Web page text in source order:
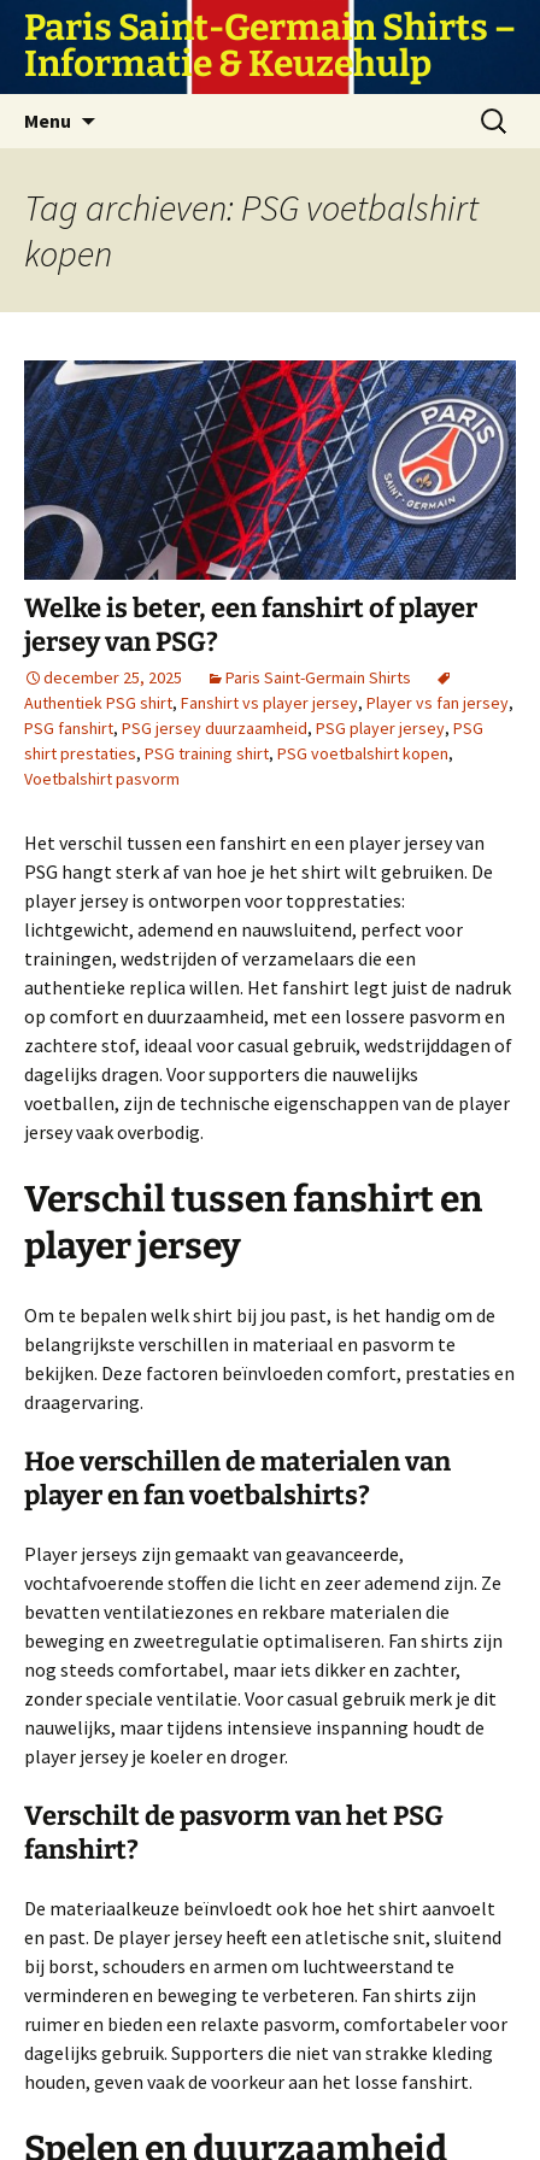
naar
inhoud
Paris Saint-Germain Shirts –
Informatie & Keuzehulp
Menu
Zoeken
naar:
Tag archieven: PSG voetbalshirt
kopen
Welke is beter, een fanshirt of player
jersey van PSG?
december 25, 2025
Paris Saint-Germain Shirts
Authentiek PSG shirt, Fanshirt vs player jersey, Player vs fan jersey,
PSG fanshirt, PSG jersey duurzaamheid, PSG player jersey, PSG
shirt prestaties, PSG training shirt, PSG voetbalshirt kopen,
Voetbalshirt pasvorm
Het verschil tussen een fanshirt en een player jersey van
PSG hangt sterk af van hoe je het shirt wilt gebruiken. De
player jersey is ontworpen voor topprestaties:
lichtgewicht, ademend en nauwsluitend, perfect voor
trainingen, wedstrijden of verzamelaars die een
authentieke replica willen. Het fanshirt legt juist de nadruk
op comfort en duurzaamheid, met een lossere pasvorm en
zachtere stof, ideaal voor casual gebruik, wedstrijddagen of
dagelijks dragen. Voor supporters die nauwelijks
voetballen, zijn de technische eigenschappen van de player
jersey vaak overbodig.
Verschil tussen fanshirt en
player jersey
Om te bepalen welk shirt bij jou past, is het handig om de
belangrijkste verschillen in materiaal en pasvorm te
bekijken. Deze factoren beïnvloeden comfort, prestaties en
draagervaring.
Hoe verschillen de materialen van
player en fan voetbalshirts?
Player jerseys zijn gemaakt van geavanceerde,
vochtafvoerende stoffen die licht en zeer ademend zijn. Ze
bevatten ventilatiezones en rekbare materialen die
beweging en zweetregulatie optimaliseren. Fan shirts zijn
nog steeds comfortabel, maar iets dikker en zachter,
zonder speciale ventilatie. Voor casual gebruik merk je dit
nauwelijks, maar tijdens intensieve inspanning houdt de
player jersey je koeler en droger.
Verschilt de pasvorm van het PSG
fanshirt?
De materiaalkeuze beïnvloedt ook hoe het shirt aanvoelt
en past. De player jersey heeft een atletische snit, sluitend
bij borst, schouders en armen om luchtweerstand te
verminderen en beweging te verbeteren. Fan shirts zijn
ruimer en bieden een relaxte pasvorm, comfortabeler voor
dagelijks gebruik. Supporters die niet van strakke kleding
houden, geven vaak de voorkeur aan het losse fanshirt.
Spelen en duurzaamheid